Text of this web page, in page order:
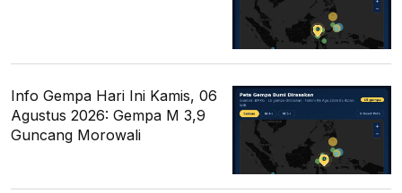
Info Gempa Hari Ini Kamis, 06
Agustus 2026: Gempa M 3,9
Guncang Morowali